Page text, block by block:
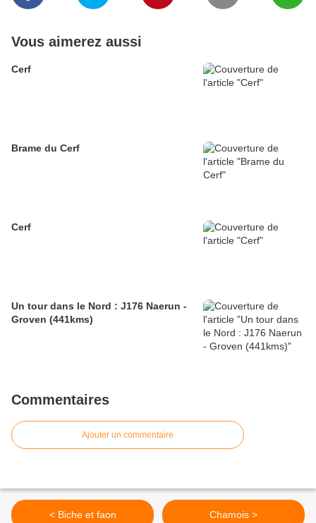
Vous aimerez aussi
Cerf
Brame du Cerf
Cerf
Un tour dans le Nord : J176 Naerun -
Groven (441kms)
Commentaires
Ajouter un commentaire
< Biche et faon Chamois >